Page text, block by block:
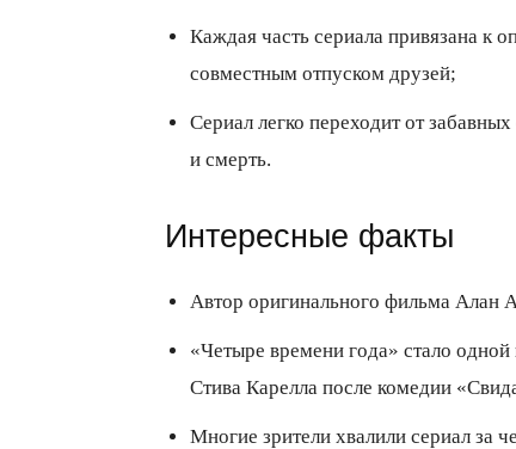
Каждая часть сериала привязана к
совместным отпуском друзей;
Сериал легко переходит от
и смерть.
Интересные факты
Автор оригинального фильма Алан
«Четыре времени года» стало
Стива Карелла после комедии
Многие зрители хвалили сериал за